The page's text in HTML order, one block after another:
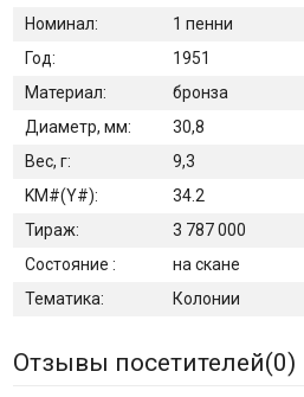
Номинал:
1 пенни
Год:
1951
Материал:
бронза
Диаметр, мм:
30,8
Вес, г:
9,3
KM#(Y#):
34.2
Тираж:
3 787 000
Состояние :
на скане
Тематика:
Колонии
Отзывы посетителей(0)